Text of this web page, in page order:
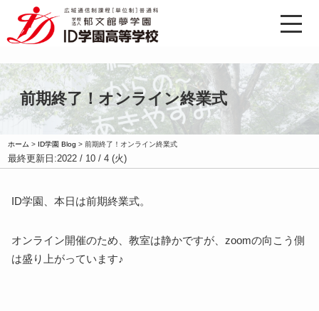
前期終了！オンライン終業式
ホーム > ID学園 Blog >前期終了！オンライン終業式
最終更新日:2022 / 10 / 4 (火)
ID学園、本日は前期終業式。
オンライン開催のため、教室は静かですが、zoomの向こう側
は盛り上がっています♪